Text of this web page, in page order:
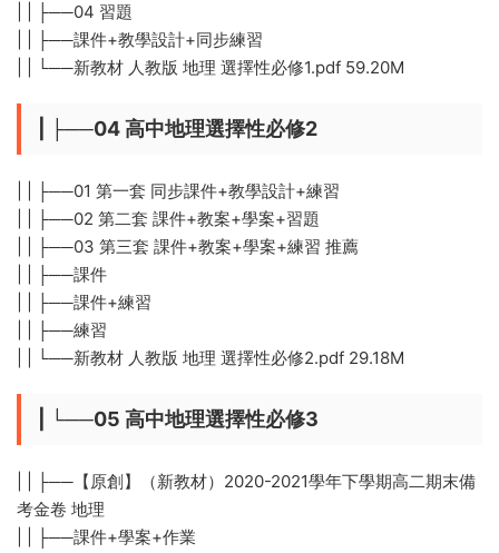
| | ├──04 習題
| | ├──課件+教學設計+同步練習
| | └──新教材 人教版 地理 選擇性必修1.pdf 59.20M
| ├──04 高中地理選擇性必修2
| | ├──01 第一套 同步課件+教學設計+練習
| | ├──02 第二套 課件+教案+學案+習題
| | ├──03 第三套 課件+教案+學案+練習 推薦
| | ├──課件
| | ├──課件+練習
| | ├──練習
| | └──新教材 人教版 地理 選擇性必修2.pdf 29.18M
| └──05 高中地理選擇性必修3
| | ├──【原創】（新教材）2020-2021學年下學期高二期末備
考金卷 地理
| | ├──課件+學案+作業